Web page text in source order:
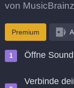
von
Premium
Öffne
Verbinde